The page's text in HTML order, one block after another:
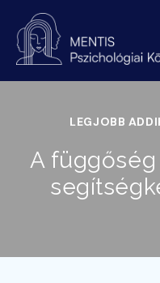
LEGJOBB
A